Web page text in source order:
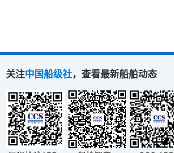
关注中国船级社，查看最新船舶动态